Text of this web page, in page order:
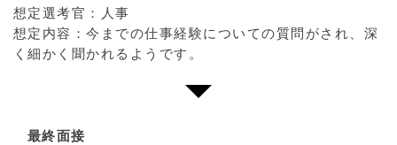
想定選考官：人事
想定内容：今までの仕事経験についての質問がされ、深
く細かく聞かれるようです。
最終面接